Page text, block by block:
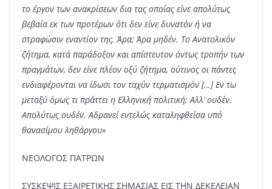
το έργον των ανακρίσεων δια τας οποίας είνε απολύτως
βεβαία εκ των προτέρων ότι δεν είνε δυνατόν ή να
στραφώσιν εναντίον της. Άρα; Άρα μηδέν. Το Ανατολικόν
ζήτημα, κατά παράδοξον και απίστευτον όντως τροπήν των
πραγμάτων, δεν είνε πλέον οξύ ζήτημα, ούτινος οι πάντες
ενδιαφέρονται να ίδωσι τον ταχύν τερματισμόν […] Εν τω
μεταξύ όμως τι πράττει η Ελληνική πολιτική; Αλλ’ ουδέν.
Απολύτως ουδέν. Αδρανεί εντελώς καταληφθείσα υπό
θανασίμου ληθάργου»
ΝΕΟΛΟΓΟΣ ΠΑΤΡΩΝ
ΣΥΣΚΕΨΙΣ ΕΞΑΙΡΕΤΙΚΗΣ ΣΗΜΑΣΙΑΣ ΕΙΣ ΤΗΝ ΔΕΚΕΛΕΙΑΝ